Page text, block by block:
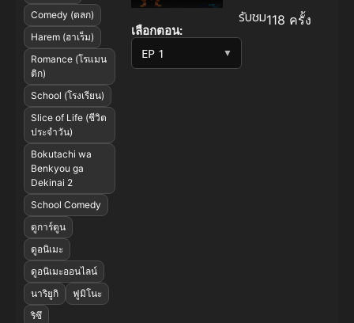
เลือกตอน:
▼
รับชม118 ครั้ง
Comedy (ตลก)
Harem (ฮาเร็ม)
Romance (โรแมน
ติก)
School (โรงเรียน)
Slice of Life (ชีวิต
ประจำวัน)
Bokutachi wa
Benkyou ga
Dekinai 2
School Comedy
ดูการ์ตูน
ดูอนิเมะ
ดูอนิเมะออนไลน์
นาริยูกิ
ฟูมิโนะ
ริซึ